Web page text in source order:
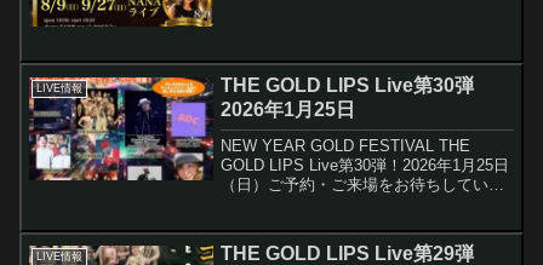
LIVE情報
THE GOLD LIPS Live第30弾
2026年1月25日
NEW YEAR GOLD FESTIVAL THE
GOLD LIPS Live第30弾！2026年1月25日
（日）ご予約・ご来場をお待ちしていま
（日)Open S...
LIVE情報
THE GOLD LIPS Live第29弾